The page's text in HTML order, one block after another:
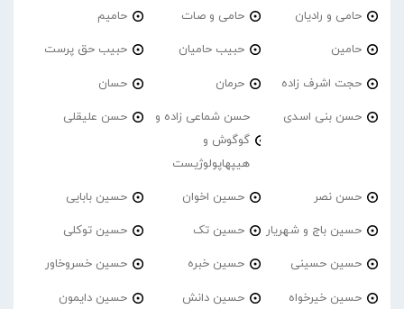
حامی و رادیان حامی و صات حامیم
حامین حبیب حامیان حبیب حق پرست
حجت اشرف زاده حرمان حسان
حسن بنی اسدی
حسن شماعی زاده و
گوگوش و
هیپهاپولوژیست
حسن علیقلی
حسن نصر حسین اخوان حسین بابایی
حسین باج و شهریار حسین تک حسین توکلی
حسین حسینی حسین خبره حسین خسروخاور
حسین خیرخواه حسین دانش حسین دایمون